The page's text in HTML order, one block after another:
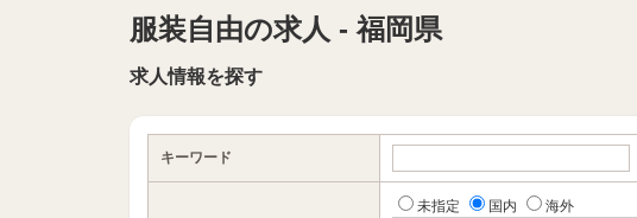
服装自由の求人 - 福岡県
求人情報を探す
キーワード
未指定 国内 海外